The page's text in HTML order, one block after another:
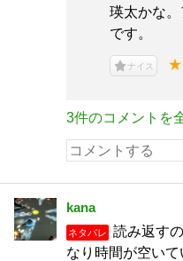
瑛太かな
です。
ナイス
3件のコメントを
kana
ネタバレ
読み返す
なり時間が空い